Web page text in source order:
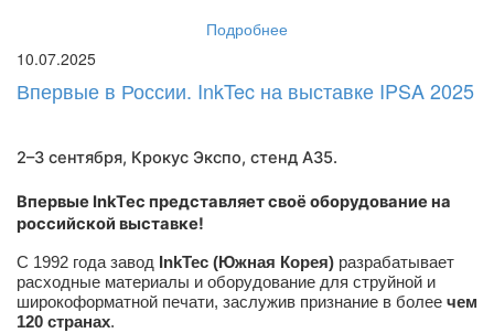
Подробнее
10.07.2025
Впервые в России. InkTec на выставке IPSA 2025
2–3 сентября, Крокус Экспо, стенд A35.
Впервые InkTec представляет своё оборудование на
российской выставке!
С 1992 года завод InkTec (Южная Корея) разрабатывает
расходные материалы и оборудование для струйной и
широкоформатной печати, заслужив признание в более чем
120 странах.